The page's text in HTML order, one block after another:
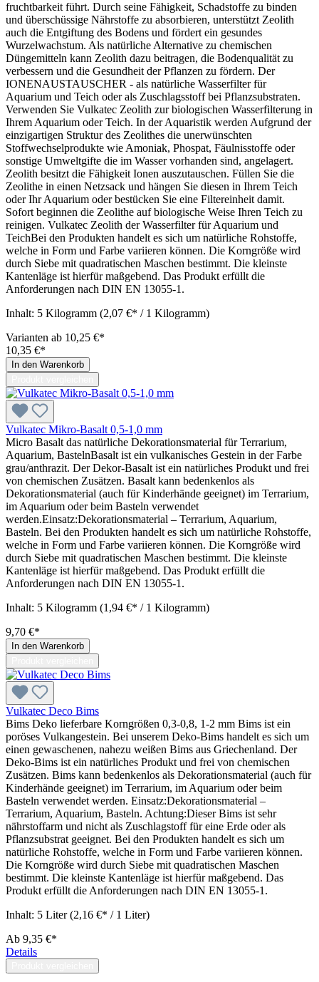
fruchtbarkeit führt. Durch seine Fähigkeit, Schadstoffe zu binden
und überschüssige Nährstoffe zu absorbieren, unterstützt Zeolith
auch die Entgiftung des Bodens und fördert ein gesundes
Wurzelwachstum. Als natürliche Alternative zu chemischen
Düngemitteln kann Zeolith dazu beitragen, die Bodenqualität zu
verbessern und die Gesundheit der Pflanzen zu fördern. Der
IONENAUSTAUSCHER - als natürliche Wasserfilter für
Aquarium und Teich oder als Zuschlagsstoff bei Pflanzsubstraten.
Verwenden Sie Vulkatec Zeolith zur biologischen Wasserfilterung in
Ihrem Aquarium oder Teich. In der Aquaristik werden Aufgrund der
einzigartigen Struktur des Zeolithes die unerwünschten
Stoffwechselprodukte wie Amoniak, Phospat, Fäulnisstoffe oder
sonstige Umweltgifte die im Wasser vorhanden sind, angelagert.
Zeolith besitzt die Fähigkeit Ionen auszutauschen. Füllen Sie die
Zeolithe in einen Netzsack und hängen Sie diesen in Ihrem Teich
oder Ihr Aquarium oder bestücken Sie eine Filtereinheit damit.
Sofort beginnen die Zeolithe auf biologische Weise Ihren Teich zu
reinigen. Vulkatec Zeolith der Wasserfilter für Aquarium und
TeichBei den Produkten handelt es sich um natürliche Rohstoffe,
welche in Form und Farbe variieren können. Die Korngröße wird
durch Siebe mit quadratischen Maschen bestimmt. Die kleinste
Kantenläge ist hierfür maßgebend. Das Produkt erfüllt die
Anforderungen nach DIN EN 13055-1.
Inhalt: 5 Kilogramm (2,07 €* / 1 Kilogramm)
Varianten ab 10,25 €*
10,35 €*
In den Warenkorb
Vulkatec Mikro-Basalt 0,5-1,0 mm
Micro Basalt das natürliche Dekorationsmaterial für Terrarium,
Aquarium, BastelnBasalt ist ein vulkanisches Gestein in der Farbe
grau/anthrazit. Der Dekor-Basalt ist ein natürliches Produkt und frei
von chemischen Zusätzen. Basalt kann bedenkenlos als
Dekorationsmaterial (auch für Kinderhände geeignet) im Terrarium,
im Aquarium oder beim Basteln verwendet
werden.Einsatz:Dekorationsmaterial – Terrarium, Aquarium,
Basteln. Bei den Produkten handelt es sich um natürliche Rohstoffe,
welche in Form und Farbe variieren können. Die Korngröße wird
durch Siebe mit quadratischen Maschen bestimmt. Die kleinste
Kantenläge ist hierfür maßgebend. Das Produkt erfüllt die
Anforderungen nach DIN EN 13055-1.
Inhalt: 5 Kilogramm (1,94 €* / 1 Kilogramm)
9,70 €*
In den Warenkorb
Vulkatec Deco Bims
Bims Deko lieferbare Korngrößen 0,3-0,8, 1-2 mm Bims ist ein
poröses Vulkangestein. Bei unserem Deko-Bims handelt es sich um
einen gewaschenen, nahezu weißen Bims aus Griechenland. Der
Deko-Bims ist ein natürliches Produkt und frei von chemischen
Zusätzen. Bims kann bedenkenlos als Dekorationsmaterial (auch für
Kinderhände geeignet) im Terrarium, im Aquarium oder beim
Basteln verwendet werden. Einsatz:Dekorationsmaterial –
Terrarium, Aquarium, Basteln. Achtung:Dieser Bims ist sehr
nährstoffarm und nicht als Zuschlagstoff für eine Erde oder als
Pflanzsubstrat geeignet. Bei den Produkten handelt es sich um
natürliche Rohstoffe, welche in Form und Farbe variieren können.
Die Korngröße wird durch Siebe mit quadratischen Maschen
bestimmt. Die kleinste Kantenläge ist hierfür maßgebend. Das
Produkt erfüllt die Anforderungen nach DIN EN 13055-1.
Inhalt: 5 Liter(2,16 €* / 1 Liter)
Ab 9,35 €*
Details